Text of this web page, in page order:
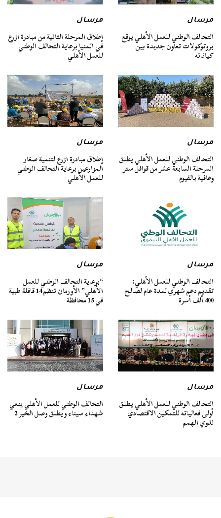
مرسال
التحالف الوطني للعمل الأهلي يوقع
بروتوكولات تعاون جديدة بين
كياناته
مرسال
إطلاق المرحلة الثانية من مبادرة ازرع
في المنيا برعاية التحالف الوطني
للعمل الأهلي
مرسال
التحالف الوطني للعمل الأهلي يطلق
المرحلة السابعة عشر من قوافل ستر
وعافية بالفيوم
مرسال
إطلاق مبادرة ازرع لتنمية صغار
المزارعين برعاية التحالف الوطني
للعمل الأهلي
مرسال
التحالف الوطني للعمل الأهلي:
تقديم دعم شهري لمدة عام لصالح
400 ألف أسرة
مرسال
“برعاية التحالف الوطني للعمل
الأهلي” الأورمان تنظم 14 قافلة طبية
في 15 محافظة
مرسال
التحالف الوطني للعمل الأهلي يطلق
أولى فعالياته للتمكين الاقتصادي
لذوي الهمم
مرسال
التحالف الوطني للعمل الأهلي ينعي
شهداء سيناء ويطلق وصل الخير 2